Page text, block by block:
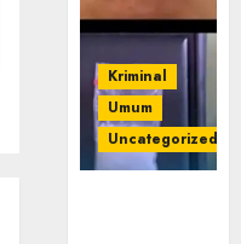
Kriminal
Umum
Uncategorized